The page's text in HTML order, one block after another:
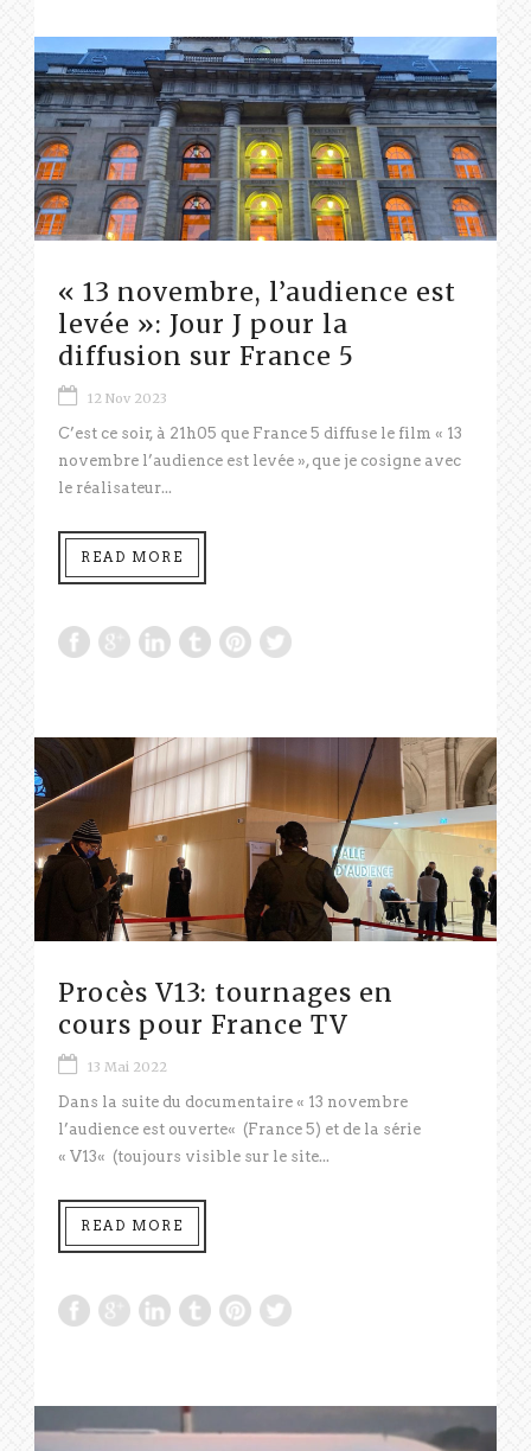
« 13 novembre, l’audience est
levée »: Jour J pour la
diffusion sur France 5
12 Nov 2023
C’est ce soir, à 21h05 que France 5 diffuse le film « 13
novembre l’audience est levée », que je cosigne avec
le réalisateur...
READ MORE
Procès V13: tournages en
cours pour France TV
13 Mai 2022
Dans la suite du documentaire « 13 novembre
l’audience est ouverte« (France 5) et de la série
« V13« (toujours visible sur le site...
READ MORE